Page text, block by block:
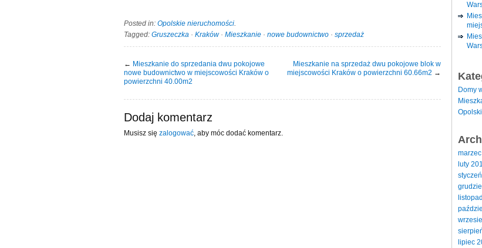
Posted in: Opolskie nieruchomości.
Tagged: Gruszeczka · Kraków· Mieszkanie · nowe budownictwo · sprzedaż
← Mieszkanie do sprzedania dwu pokojowe
nowe budownictwo w miejscowości Kraków o
powierzchni 40.00m2
Mieszkanie na sprzedaż dwu pokojowe blok w
miejscowości Kraków o powierzchni 60.66m2 →
Dodaj komentarz
Musisz się zalogować , aby móc dodać komentarz.
Domy
luty
lipiec